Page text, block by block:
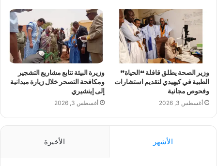
وزير الصحة يطلق قافلة “الحياة”
الطبية في كيهيدي لتقديم استشارات
وفحوص مجانية
أغسطس 3, 2026
وزيرة البيئة تتابع مشاريع التشجير
ومكافحة التصحر خلال زيارة ميدانية
إلى إينشيري
أغسطس 3, 2026
الأشهر الأخيرة